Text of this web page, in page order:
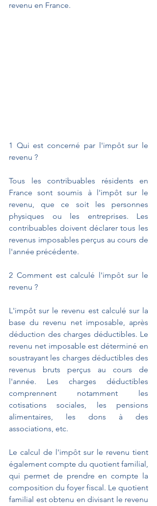
revenu en France.
1️ Qui est concerné par l'impôt sur le
revenu ?
Tous les contribuables résidents en
France sont soumis à l'impôt sur le
revenu, que ce soit les personnes
physiques ou les entreprises. Les
contribuables doivent déclarer tous les
revenus imposables perçus au cours de
l'année précédente.
2️ Comment est calculé l'impôt sur le
revenu ?
L'impôt sur le revenu est calculé sur la
base du revenu net imposable, après
déduction des charges déductibles. Le
revenu net imposable est déterminé en
soustrayant les charges déductibles des
revenus bruts perçus au cours de
l'année. Les charges déductibles
comprennent notamment les
cotisations sociales, les pensions
alimentaires, les dons à des
associations, etc.
Le calcul de l'impôt sur le revenu tient
également compte du quotient familial,
qui permet de prendre en compte la
composition du foyer fiscal. Le quotient
familial est obtenu en divisant le revenu